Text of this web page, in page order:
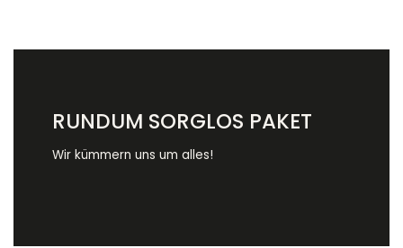
RUNDUM SORGLOS PAKET
Wir kümmern uns um alles!